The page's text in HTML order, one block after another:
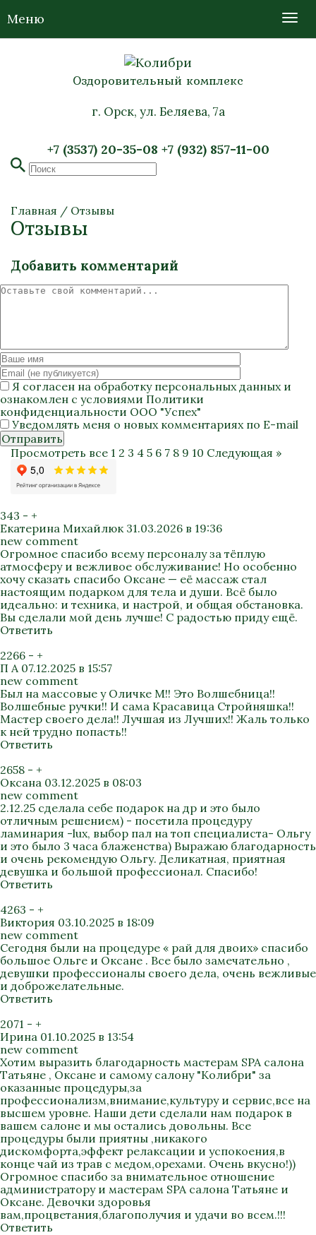
Оздоровительный комплекс
г. Орск, ул. Беляева, 7а
+7 (3537) 20-35-08 +7 (932) 857-11-00
Меню
Главная / Отзывы
Отзывы
Добавить комментарий
Я согласен на обработку персональных данныхи
ознакомлен с условиями Политики
конфиденциальности ООО "Успех"
Уведомлять меня о новых комментариях по E-mail
Отправить
Просмотреть все 1 2 3 4 5 6 7 8 9 10 Следующая »
343 - +
Екатерина Михайлюк 31.03.2026 в 19:36
new comment
Огромное спасибо всему персоналу за тёплую
атмосферу и вежливое обслуживание! Но особенно
хочу сказать спасибо Оксане — её массаж стал
настоящим подарком для тела и души. Всё было
идеально: и техника, и настрой, и общая обстановка.
Вы сделали мой день лучше! С радостью приду ещё.
Ответить
2266 - +
П А 07.12.2025 в 15:57
new comment
Был на массовые у Оличке М!! Это Волшебница!!
Волшебные ручки!! И сама Красавица Стройняшка!!
Мастер своего дела!! Лучшая из Лучших!! Жаль только
к ней трудно попасть!!
Ответить
2658 - +
Оксана 03.12.2025 в 08:03
new comment
2.12.25 сделала себе подарок на др и это было
отличным решением) - посетила процедуру
ламинария -lux, выбор пал на топ специалиста- Ольгу
и это было 3 часа блаженства) Выражаю благодарность
и очень рекомендую Ольгу. Деликатная, приятная
девушка и большой профессионал. Спасибо!
Ответить
4263 - +
Виктория 03.10.2025 в 18:09
new comment
Сегодня были на процедуре « рай для двоих» спасибо
большое Ольге и Оксане . Все было замечательно ,
девушки профессионалы своего дела, очень вежливые
и доброжелательные.
Ответить
2071 - +
Ирина 01.10.2025 в 13:54
new comment
Хотим выразить благодарность мастерам SPA салона
Татьяне , Оксане и самому салону "Колибри" за
оказанные процедуры,за
профессионализм,внимание,культуру и сервис,все на
высшем уровне. Наши дети сделали нам подарок в
вашем салоне и мы остались довольны. Все
процедуры были приятны ,никакого
дискомфорта,эффект релаксации и успокоения,в
конце чай из трав с медом,орехами. Очень вкусно!))
Огромное спасибо за внимательное отношение
администратору и мастерам SPA салона Татьяне и
Оксане. Девочки здоровья
вам,процветания,благополучия и удачи во всем.!!!
Ответить